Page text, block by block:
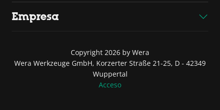
Empresa
Copyright 2026 by Wera
Wera Werkzeuge GmbH, Korzerter Straße 21-25, D - 42349
Wuppertal
Acceso